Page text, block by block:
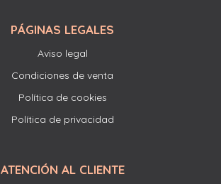
PÁGINAS LEGALES
Aviso legal
Condiciones de venta
Política de cookies
Política de privacidad
ATENCIÓN AL CLIENTE